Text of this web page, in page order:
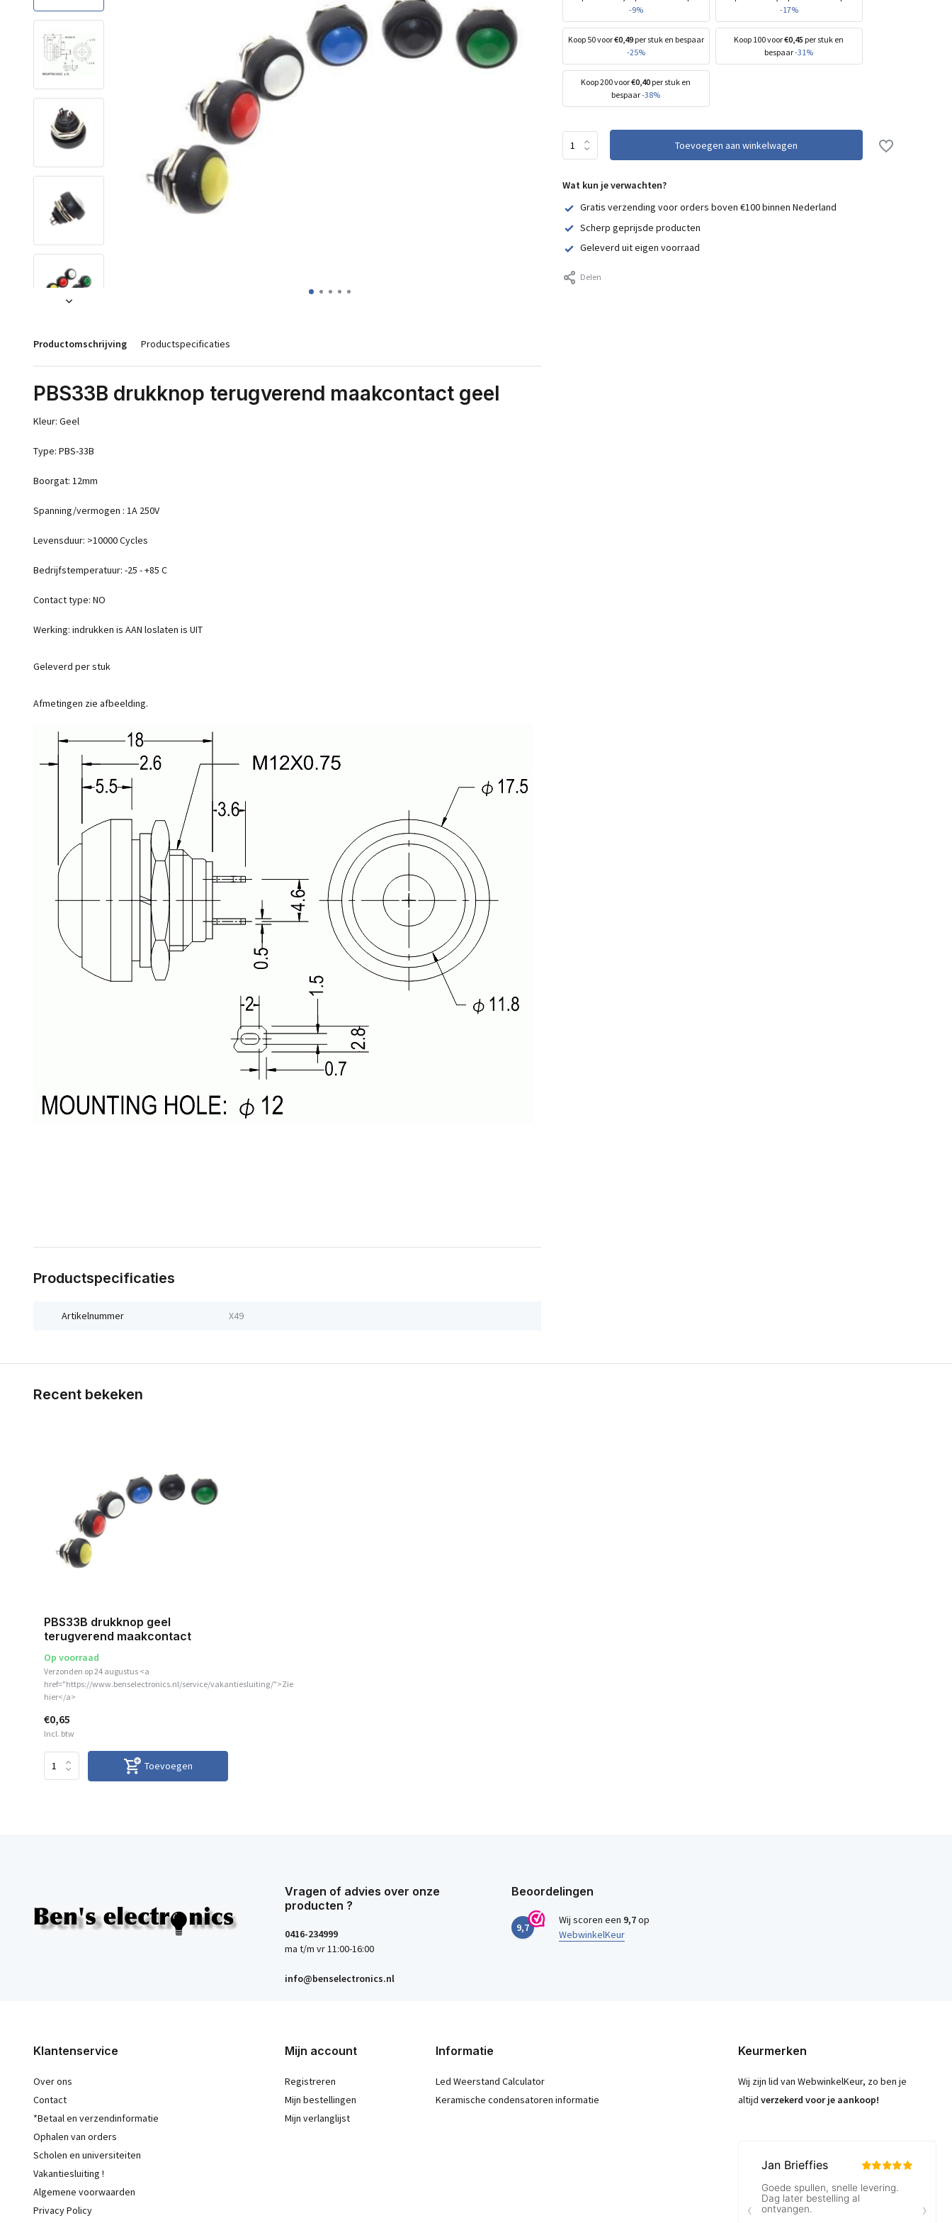
Productomschrijving Productspecificaties
PBS33B drukknop terugverend maakcontact geel
Kleur: Geel
Type: PBS-33B
Boorgat: 12mm
Spanning/vermogen : 1A 250V
Levensduur: >10000 Cycles
Bedrijfstemperatuur: -25 - +85 C
Contact type: NO
Werking: indrukken is AAN loslaten is UIT
Geleverd per stuk
Afmetingen zie afbeelding.
Productspecificaties
Artikelnummer X49
-9%
-17%
Koop 50 voor€0,49per stuk en bespaar
-25%
Koop 100 voor€0,45 per stuk en
bespaar-31%
Koop 200 voor€0,40 per stuk en
bespaar-38%
Toevoegen aan winkelwagen
Wat kun je verwachten?
Gratis verzending voor orders boven €100 binnen Nederland
Scherp geprijsde producten
Geleverd uit eigen voorraad
Delen
Recent bekeken
PBS33B drukknop geel
terugverend maakcontact
Op voorraad
Verzonden op 24 augustus <a
href="https://www.benselectronics.nl/service/vakantiesluiting/">Zie
hier</a>
€0,65
Incl. btw
Toevoegen
Vragen of advies over onze
producten ?
0416-234999
ma t/m vr 11:00-16:00
info@benselectronics.nl
Beoordelingen
9,7
Wij scoren een 9,7op
WebwinkelKeur
Klantenservice
Over ons
Contact
*Betaal en verzendinformatie
Ophalen van orders
Scholen en universiteiten
Vakantiesluiting !
Algemene voorwaarden
Privacy Policy
Mijn account
Registreren
Mijn bestellingen
Mijn verlanglijst
Informatie
Led Weerstand Calculator
Keramische condensatoren informatie
Keurmerken
Wij zijn lid van WebwinkelKeur, zo ben je
altijd verzekerd voor je aankoop!